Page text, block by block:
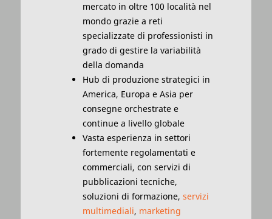
mercato in oltre 100 località nel
mondo grazie a reti
specializzate di professionisti in
grado di gestire la variabilità
della domanda
Hub di produzione strategici in
America, Europa e Asia per
consegne orchestrate e
continue a livello globale
Vasta esperienza in settori
fortemente regolamentati e
commerciali, con servizi di
pubblicazioni tecniche,
soluzioni di formazione, servizi
multimediali, marketing